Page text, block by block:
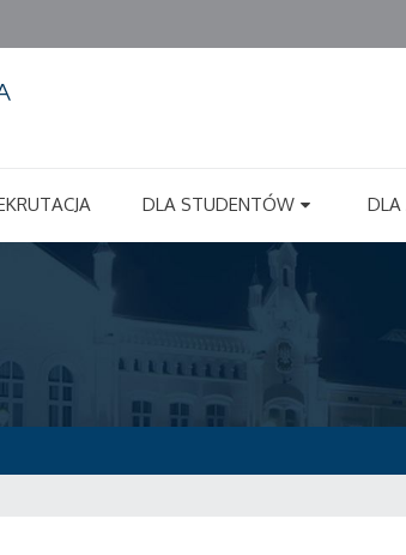
DLA STUDENTÓW DLA